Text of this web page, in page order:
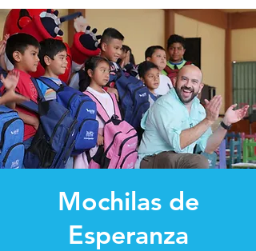
Mochilas de
Esperanza